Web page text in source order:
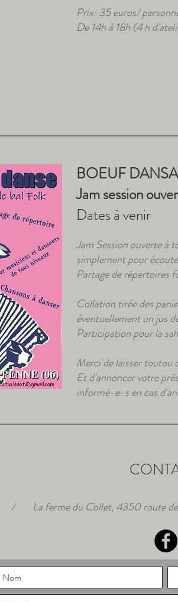
Prix: 35 euros/
De 14h à 18h (4 h
BOEUF
Jam session
Dates à venir
Jam Session ouverte à
simplement pour
Partage de répertoires
Collation tirée des
éventuellement un jus
Participation pour la
Merci de laisser toutou
Et d'annoncer votre
informé-e-s en cas
La ferme du Collet, 4350 route
/